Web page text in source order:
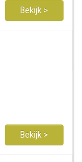
Bekijk >
Bekijk >